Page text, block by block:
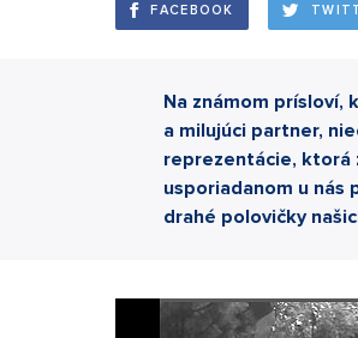
FACEBOOK
Na známom prísloví,
a milujúci partner,
reprezentácie, ktorá
usporiadanom u nás
drahé polovičky